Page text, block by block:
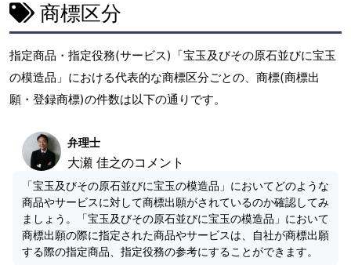
商標区分
指定商品・指定役務(サービス)「宝玉及びその原石並びに宝玉
の模造品」における代表的な商標区分ごとの、商標(商標出
願・登録商標)の件数は以下の通りです。
弁理士
大瀬 佳之のコメント
「宝玉及びその原石並びに宝玉の模造品」においてどのような
商品やサービスに対して商標出願がされているのか確認してみ
ましょう。「宝玉及びその原石並びに宝玉の模造品」において
商標出願の際に指定された商品やサービスは、自社が商標出願
する際の指定商品、指定役務の参考にすることができます。